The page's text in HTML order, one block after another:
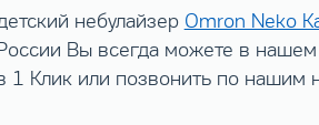
небулайзер Omron Neko
Вы всегда можете в
1 Клик или позвонить по нашим